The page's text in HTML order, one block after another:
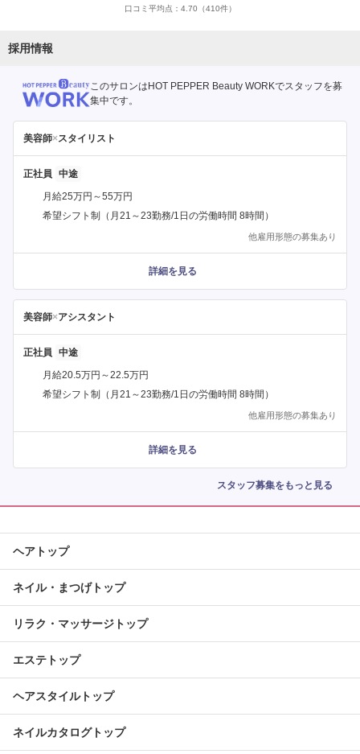
口コミ平均点： 4.70 （410件）
採用情報
このサロンはHOT PEPPER Beauty WORKでスタッフを募
集中です。
美容師×スタイリスト
正社員
月給25万円～55万円
希望シフト制（月21～23勤務/1日の労働時間 8時間）
他雇用形態の募集あり
詳細を見る
美容師×アシスタント
正社員
月給20.5万円～22.5万円
希望シフト制（月21～23勤務/1日の労働時間 8時間）
他雇用形態の募集あり
詳細を見る
スタッフ募集をもっと見る
ヘアトップ
ネイル・まつげトップ
リラク・マッサージトップ
エステトップ
ヘアスタイルトップ
ネイルカタログトップ